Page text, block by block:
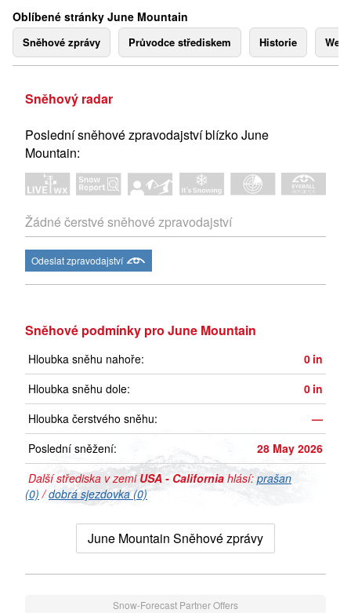
Oblíbené stránky June Mountain
Sněhové zprávy Průvodce střediskem Historie
Sněhový radar
Poslední sněhové zpravodajství blízko June
Mountain:
Žádné čerstvé sněhové zpravodajství
Odeslat zpravodajství
Sněhové podmínky pro June Mountain
Hloubka sněhu nahoře: 0 in
Hloubka sněhu dole:
0 in
Hloubka čerstvého sněhu:
—
Poslední sněžení:
28 May 2026
Další střediska v zemi USA - California hlásí: prašan
(0) /dobrá sjezdovka (0)
June Mountain Sněhové zprávy
Snow-Forecast Partner Offers